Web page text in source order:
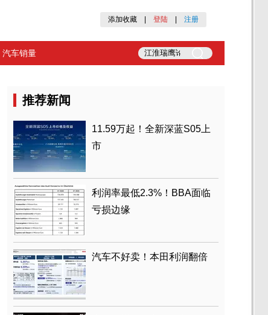
添加收藏 登陆 注册
汽车销量
推荐新闻
11.59万起！全新深蓝S05上
市
利润率最低2.3%！BBA面临
亏损边缘
汽车不好卖！本田利润翻倍